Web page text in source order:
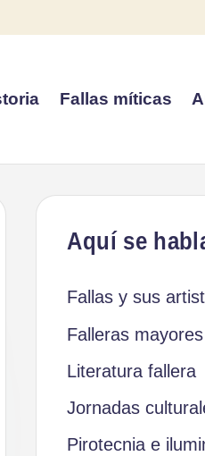
Fallas míticas
Aquí se
Fallas y sus
Falleras
Literatura fallera
Jornadas
Pirotecnia e